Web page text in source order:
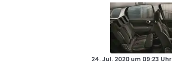
24. Jul. 2020 um 09:23 Uhr